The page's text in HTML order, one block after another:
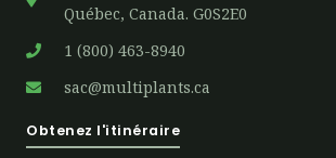
Québec, Canada. G0S2E0
1 (800) 463-8940
sac@multiplants.ca
Obtenez l'itinéraire